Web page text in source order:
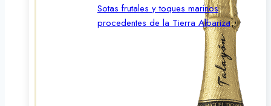
Sotas frutales y toques marinos
procedentes de la Tierra Albariza